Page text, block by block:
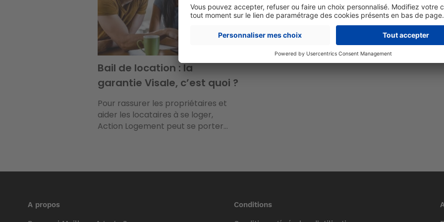
Bail de location : la
garantie Visale, c’est quoi ?
Pour rassurer les propriétaires et
aider les locataires à se loger,
Action Logement peut se porter...
A propos Conditions